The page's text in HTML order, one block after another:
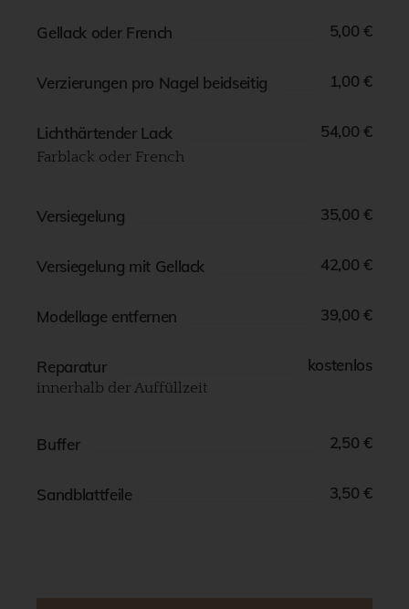
Gellack oder French 5,00 €​
Verzierungen pro Nagel beidseitig 1,00 €​
Lichthärtender Lack 54,00 €​
Farblack oder French
Versiegelung 35,00 €​
Versiegelung mit Gellack 42,00 €​
Modellage entfernen 39,00 €​
Reparatur kostenlos
innerhalb der Auffüllzeit
Buffer 2,50 €​
Sandblattfeile 3,50 €​